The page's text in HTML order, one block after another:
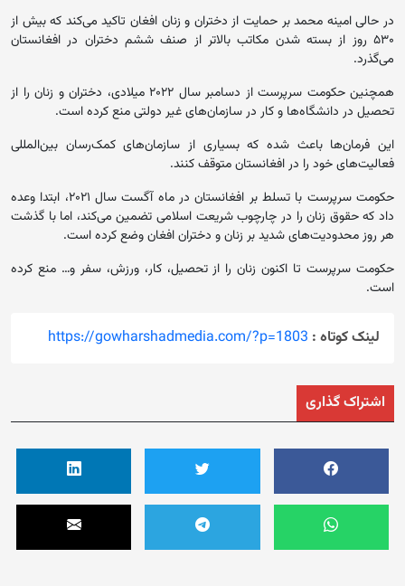
در حالی امینه محمد بر حمایت از دختران و زنان افغان تاکید می‌کند که بیش از
۵۳۰ روز از بسته شدن مکاتب بالاتر از صنف ششم دختران در افغانستان
می‌گذرد.
همچنین حکومت سرپرست از دسامبر سال ۲۰۲۲ میلادی، دختران و زنان را از
تحصیل در دانشگاه‌ها و کار در سازمان‌های غیر دولتی منع کرده است.
این فرمان‌ها باعث شده که بسیاری از سازمان‌های کمک‌رسان بین‌المللی
فعالیت‌های خود را در افغانستان متوقف کنند.
حکومت سرپرست با تسلط بر افغانستان در ماه آگست سال ۲۰۲۱، ابتدا وعده
داد که حقوق زنان را در چارچوب شریعت اسلامی تضمین می‌کند، اما با گذشت
هر روز محدودیت‌های شدید بر زنان و دختران افغان وضع کرده است.
حکومت سرپرست تا اکنون زنان را از تحصیل، کار، ورزش، سفر و… منع کرده
است.
لینک کوتاه : https://gowharshadmedia.com/?p=1803
اشتراک گذاری